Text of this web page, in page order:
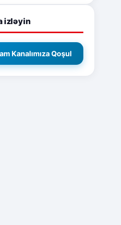
izləyin
Kanalımıza Qoşul